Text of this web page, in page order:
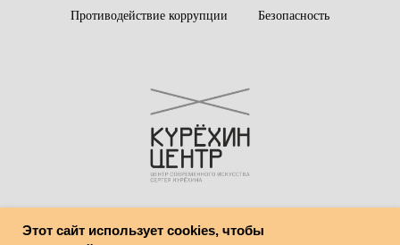
Противодействие коррупции Безопасность
Этот сайт использует cookies, чтобы